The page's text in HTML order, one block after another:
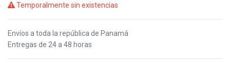
Temporalmente sin existencias
Envíos a toda la república de Panamá
Entregas de 24 a 48 horas